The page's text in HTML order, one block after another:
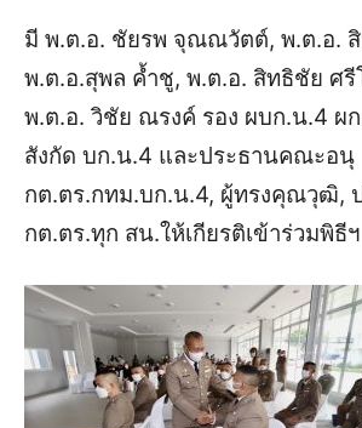
มี พ.ต.อ. ชัยรพ จุณณวัตต์, พ.ต.อ.
พ.ต.อ.สุพล ค้ำชู, พ.ต.อ. สิทธิชัย ศรี
พ.ต.อ. วิชัย ณรงค์ รอง ผบก.น.4​ ผ
สังกัด บก.น.4 และประธานคณะอนุ
กต.ตร.กทม.บก.น.4, ผู้ทรงคุณวุฒิ,
กต.ตร.ทุก สน.ให้เกียรติเข้าร่วมพิธีฯ